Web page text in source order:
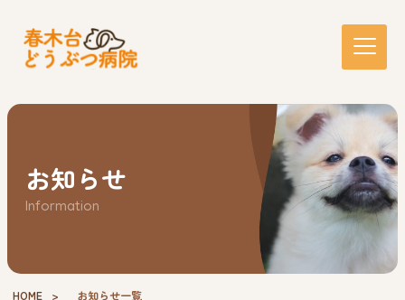
お知らせ
Information
HOME お知らせ一覧